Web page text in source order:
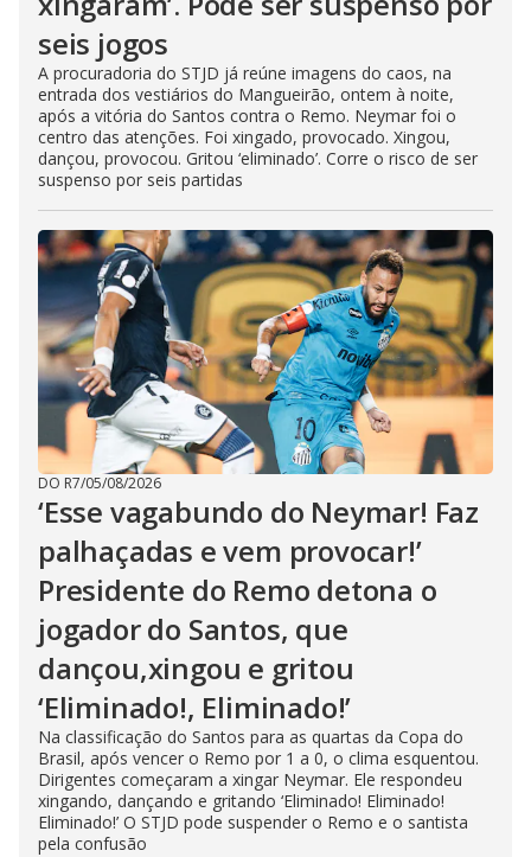
seis jogos
A procuradoria do STJD já reúne imagens do caos, na
entrada dos vestiários do Mangueirão, ontem à noite,
após a vitória do Santos contra o Remo. Neymar foi o
centro das atenções. Foi xingado, provocado. Xingou,
dançou, provocou. Gritou ‘eliminado’. Corre o risco de ser
suspenso por seis partidas
DO R7/05/08/2026
‘Esse vagabundo do Neymar! Faz
palhaçadas e vem provocar!’
Presidente do Remo detona o
jogador do Santos, que
dançou,xingou e gritou
‘Eliminado!, Eliminado!’
Na classificação do Santos para as quartas da Copa do
Brasil, após vencer o Remo por 1 a 0, o clima esquentou.
Dirigentes começaram a xingar Neymar. Ele respondeu
xingando, dançando e gritando ‘Eliminado! Eliminado!
Eliminado!’ O STJD pode suspender o Remo e o santista
pela confusão